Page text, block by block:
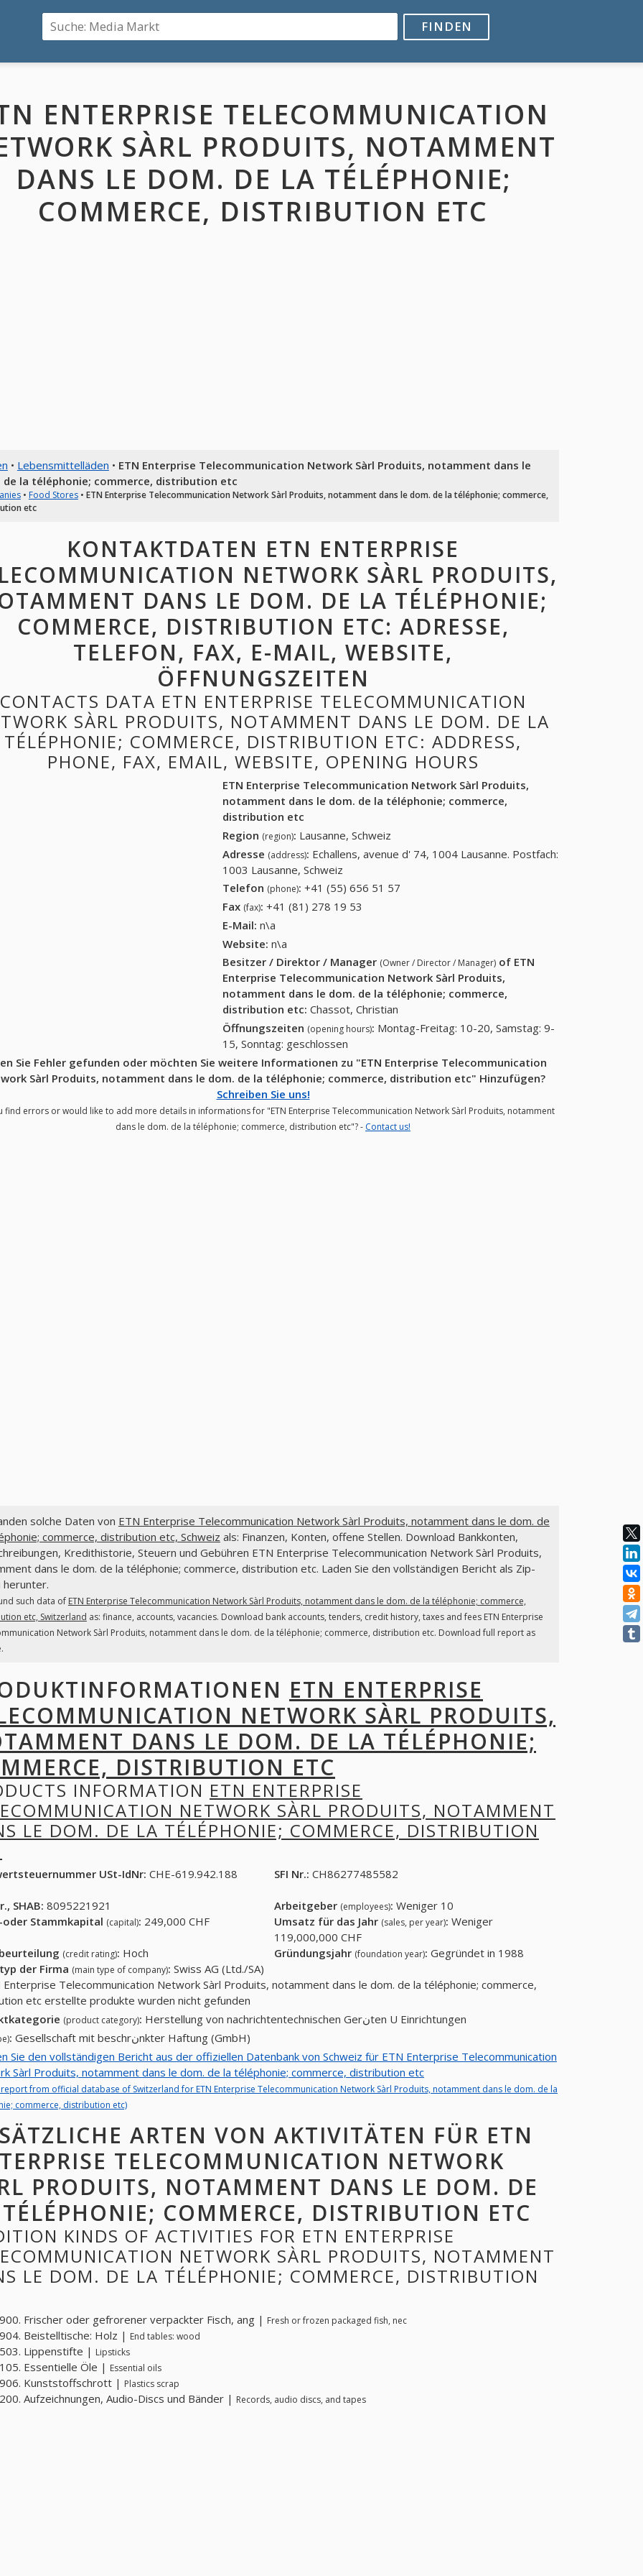
FINDEN
ENTERPRISE TELECOMMUNICATION
SÀRL PRODUITS, NOTAMMENT
DANS LE DOM. DE LA TÉLÉPHONIE;
COMMERCE, DISTRIBUTION ETC
• Lebensmittelläden • ETN Enterprise Telecommunication Network Sàrl Produits, notamment dans le
de la téléphonie; commerce, distribution etc
• Food Stores• ETN Enterprise Telecommunication Network Sàrl Produits, notamment dans le dom. de la téléphonie; commerce,
etc
KONTAKTDATEN ETN ENTERPRISE
NETWORK SÀRL PRODUITS,
DANS LE DOM. DE LA TÉLÉPHONIE;
COMMERCE, DISTRIBUTION ETC: ADRESSE,
TELEFON, FAX, E-MAIL, WEBSITE,
ÖFFNUNGSZEITEN
CONTACTS DATA ETN ENTERPRISE TELECOMMUNICATION
SÀRL PRODUITS, NOTAMMENT DANS LE DOM. DE LA
TÉLÉPHONIE; COMMERCE, DISTRIBUTION ETC: ADDRESS,
PHONE, FAX, EMAIL, WEBSITE, OPENING HOURS
ETN Enterprise Telecommunication Network Sàrl Produits,
notamment dans le dom. de la téléphonie; commerce,
distribution etc
Region (region): Lausanne, Schweiz
Adresse (address): Echallens, avenue d' 74, 1004 Lausanne. Postfach:
1003 Lausanne, Schweiz
Telefon (phone): +41 (55) 656 51 57
Fax (fax): +41 (81) 278 19 53
E-Mail: n\a
Website: n\a
Besitzer / Direktor / Manager (Owner / Director / Manager) of ETN
Enterprise Telecommunication Network Sàrl Produits,
notamment dans le dom. de la téléphonie; commerce,
distribution etc: Chassot, Christian
Öffnungszeiten (opening hours): Montag-Freitag: 10-20, Samstag: 9-
15, Sonntag: geschlossen
Sie Fehler gefunden oder möchten Sie weitere Informationen zu "ETN Enterprise Telecommunication
Sàrl Produits, notamment dans le dom. de la téléphonie; commerce, distribution etc" Hinzufügen?
Schreiben Sie uns!
find errors or would like to add more details in informations for "ETN Enterprise Telecommunication Network Sàrl Produits, notamment
dans le dom. de la téléphonie; commerce, distribution etc"? - Contact us!
solche Daten von ETN Enterprise Telecommunication Network Sàrl Produits, notamment dans le dom. de
commerce, distribution etc, Schweiz als: Finanzen, Konten, offene Stellen. Download Bankkonten,
Kredithistorie, Steuern und Gebühren ETN Enterprise Telecommunication Network Sàrl Produits,
dans le dom. de la téléphonie; commerce, distribution etc. Laden Sie den vollständigen Bericht als Zip-
herunter.
such data of ETN Enterprise Telecommunication Network Sàrl Produits, notamment dans le dom. de la téléphonie; commerce,
etc, Switzerland as: finance, accounts, vacancies. Download bank accounts, tenders, credit history, taxes and fees ETN Enterprise
Network Sàrl Produits, notamment dans le dom. de la téléphonie; commerce, distribution etc. Download full report as
ETN ENTERPRISE
NETWORK SÀRL PRODUITS,
DANS LE DOM. DE LA TÉLÉPHONIE;
DISTRIBUTION ETC
INFORMATION ETN ENTERPRISE
NETWORK SÀRL PRODUITS, NOTAMMENT
LE DOM. DE LA TÉLÉPHONIE; COMMERCE, DISTRIBUTION
USt-IdNr: CHE-619.942.188 SFI Nr.: CH86277485582
SHAB: 8095221921 Arbeitgeber (employees): Weniger 10
oder Stammkapital (capital): 249,000 CHF Umsatz für das Jahr (sales, per year): Weniger
119,000,000 CHF
(credit rating): Hoch Gründungsjahr (foundation year): Gegründet in 1988
der Firma (main type of company): Swiss AG (Ltd./SA)
Enterprise Telecommunication Network Sàrl Produits, notamment dans le dom. de la téléphonie; commerce,
etc erstellte produkte wurden nicht gefunden
(product category): Herstellung von nachrichtentechnischen Gerنten U Einrichtungen
:
Gesellschaft mit beschrنnkter Haftung (GmbH)
Sie den vollständigen Bericht aus der offiziellen Datenbank von Schweiz für ETN Enterprise Telecommunication
Sàrl Produits, notamment dans le dom. de la téléphonie; commerce, distribution etc
from official database of Switzerland for ETN Enterprise Telecommunication Network Sàrl Produits, notamment dans le dom. de la
commerce, distribution etc)
ARTEN VON AKTIVITÄTEN FÜR ETN
TELECOMMUNICATION NETWORK
PRODUITS, NOTAMMENT DANS LE DOM. DE
COMMERCE, DISTRIBUTION ETC
KINDS OF ACTIVITIES FOR ETN ENTERPRISE
NETWORK SÀRL PRODUITS, NOTAMMENT
LE DOM. DE LA TÉLÉPHONIE; COMMERCE, DISTRIBUTION
Frischer oder gefrorener verpackter Fisch, ang | Fresh or frozen packaged fish, nec
Beistelltische: Holz | End tables: wood
Lippenstifte | Lipsticks
Essentielle Öle | Essential oils
Kunststoffschrott | Plastics scrap
Aufzeichnungen, Audio-Discs und Bänder | Records, audio discs, and tapes